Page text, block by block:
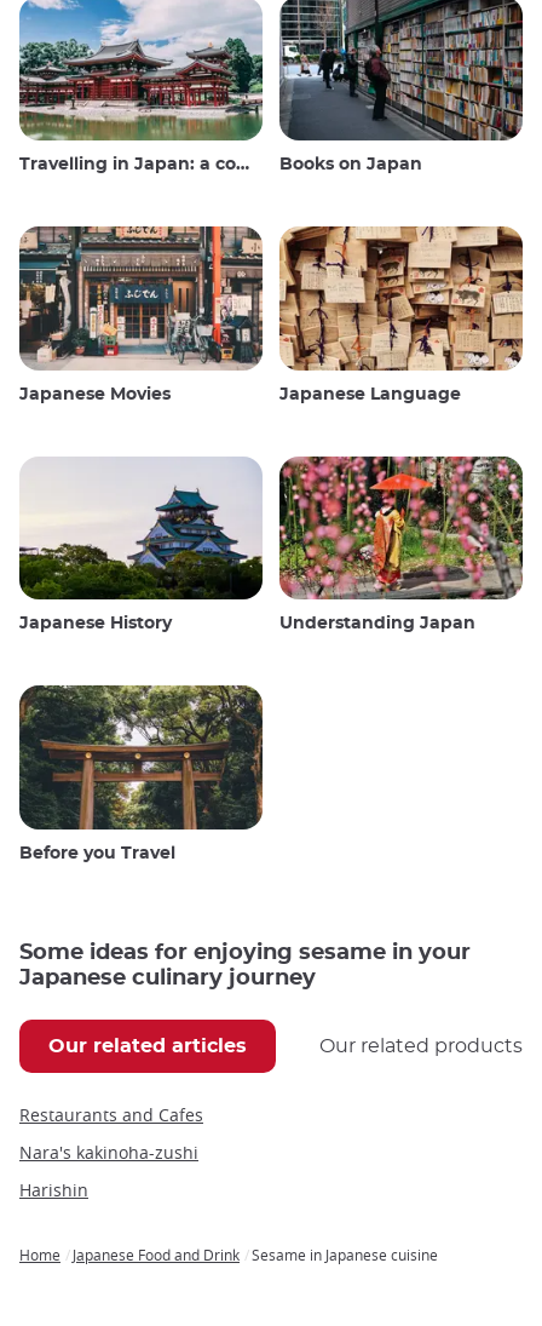
Travelling in Japan: a comprehensive guide Books on Japan
Japanese Movies Japanese Language
Japanese History Understanding Japan
Before you Travel
Some ideas for enjoying sesame in your
Japanese culinary journey
Our related articles Our related products
Restaurants and Cafes
Nara's kakinoha-zushi
Harishin
Home Japanese Food and Drink Sesame in Japanese cuisine